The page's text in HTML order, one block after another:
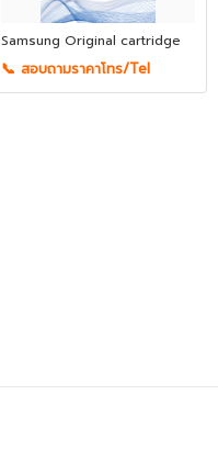
Samsung Original cartridge
📞 สอบถามราคาโทร/Tel